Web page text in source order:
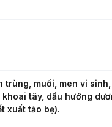
trùng, muối, men vi
tây, dầu hướng
xuất tảo bẹ).